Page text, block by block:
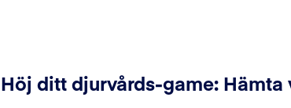
Höj ditt djurvårds-game: